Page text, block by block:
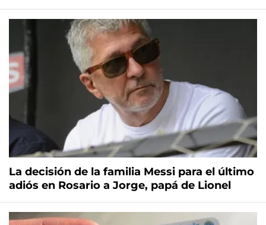
La decisión de la familia Messi para el último
adiós en Rosario a Jorge, papá de Lionel